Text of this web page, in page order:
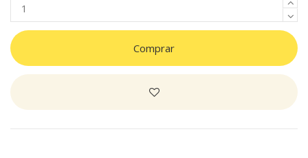
Comprar